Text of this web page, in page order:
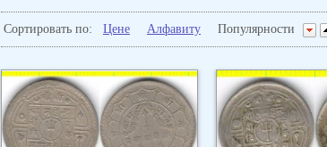
Сортировать по: Цене Алфавиту Популярности